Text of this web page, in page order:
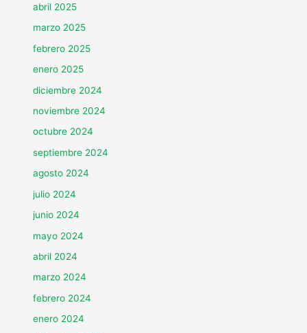
abril 2025
marzo 2025
febrero 2025
enero 2025
diciembre 2024
noviembre 2024
octubre 2024
septiembre 2024
agosto 2024
julio 2024
junio 2024
mayo 2024
abril 2024
marzo 2024
febrero 2024
enero 2024